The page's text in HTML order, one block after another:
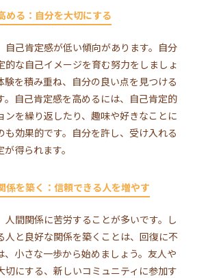
める：自分を大切にする
自己肯定感が低い傾向があります。自分
的な自己イメージを育む努力をしましょ
験を積み重ね、自分の良い点を見つける
。自己肯定感を高めるには、自己肯定的
ンを繰り返したり、趣味や好きなことに
も効果的です。自分を許し、受け入れる
得られます。
係を築く：信頼できる人を増やす
人間関係に苦労することが多いです。し
人と良好な関係を築くことは、回復に不
、小さな一歩から始めましょう。友人や
切にする、新しいコミュニティに参加す